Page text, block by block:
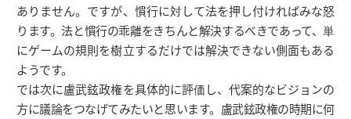
ありません。ですが、慣行に対して法を押し付ければみな怒
ります。法と慣行の乖離をきちんと解決するべきであって、単
にゲームの規則を樹立するだけでは解決できない側面もある
ようです。
では次に盧武鉉政権を具体的に評価し、代案的なビジョンの
方に議論をつなげてみたいと思います。盧武鉉政権の時期に何